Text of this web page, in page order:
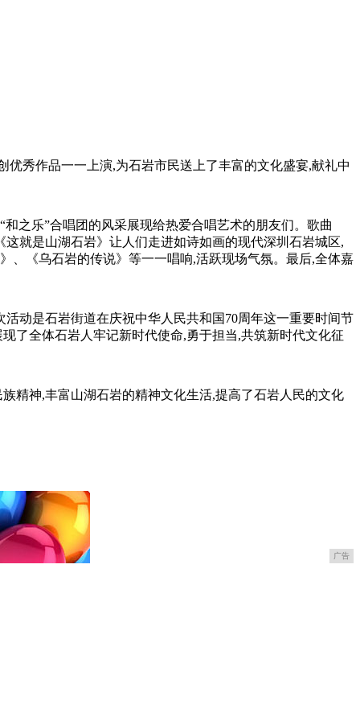
优秀作品一一上演,为石岩市民送上了丰富的文化盛宴,献礼中
之乐”合唱团的风采展现给热爱合唱艺术的朋友们。歌曲
就是山湖石岩》让人们走进如诗如画的现代深圳石岩城区,
、《乌石岩的传说》等一一唱响,活跃现场气氛。最后,全体嘉
动是石岩街道在庆祝中华人民共和国70周年这一重要时间节
了全体石岩人牢记新时代使命,勇于担当,共筑新时代文化征
精神,丰富山湖石岩的精神文化生活,提高了石岩人民的文化
广告